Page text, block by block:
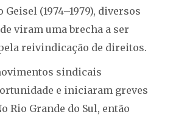
(1974–1979), diversos
viram uma brecha a ser
reivindicação de direitos.
sindicais
e iniciaram greves
Rio Grande do Sul, então